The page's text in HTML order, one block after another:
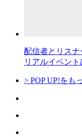
配信者とリス
リアルイベン
> POP UP!をも